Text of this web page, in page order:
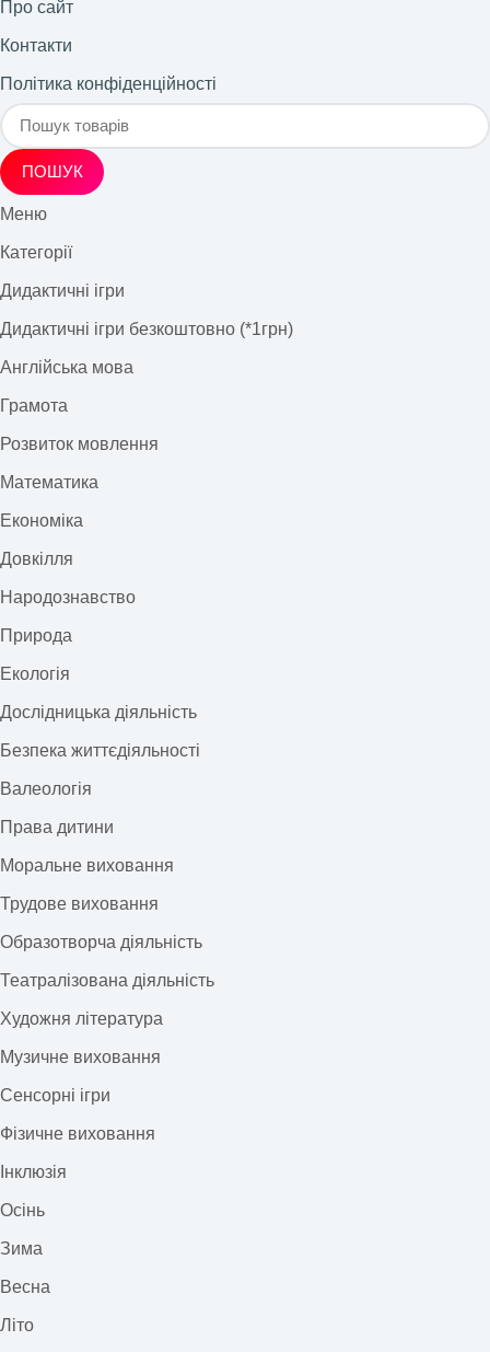
Про сайт
Контакти
Політика конфіденційності
ПОШУК
Меню
Категорії
Дидактичні ігри
Дидактичні ігри безкоштовно (*1грн)
Англійська мова
Грамота
Розвиток мовлення
Математика
Економіка
Довкілля
Народознавство
Природа
Екологія
Дослідницька діяльність
Безпека життєдіяльності
Валеологія
Права дитини
Моральне виховання
Трудове виховання
Образотворча діяльність
Театралізована діяльність
Художня література
Музичне виховання
Сенсорні ігри
Фізичне виховання
Інклюзія
Осінь
Зима
Весна
Літо